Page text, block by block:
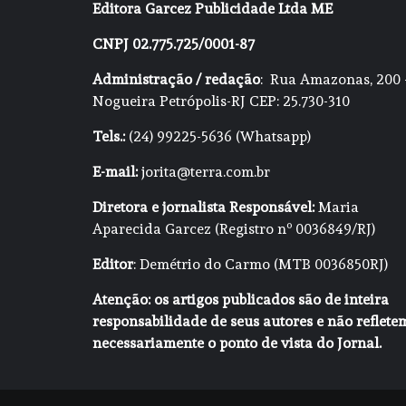
Editora Garcez Publicidade Ltda ME
CNPJ 02.775.725/0001-87
Administração / redação: Rua Amazonas, 200
Nogueira Petrópolis-RJ CEP: 25.730-310
Tels.:(24) 99225-5636 (Whatsapp)
E-mail:jorita@terra.com.br
Diretora e jornalista Responsável:Maria
Aparecida Garcez (Registro nº 0036849/RJ)
Editor: Demétrio do Carmo (MTB 0036850RJ)
Atenção: os artigos publicados são de inteira
responsabilidade de seus autores e não
necessariamente o ponto de vista do Jornal.